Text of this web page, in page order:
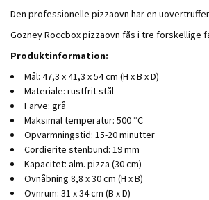
Den professionelle pizzaovn har en
Gozney Roccbox pizzaovn fås i tre forskellige
Produktinformation:
Mål: 47,3 x 41,3 x 54 cm (H x B x D)
Materiale: rustfrit stål
Farve: grå
Maksimal temperatur: 500 °C
Opvarmningstid: 15-20 minutter
Cordierite stenbund: 19 mm
Kapacitet: alm. pizza (30 cm)
Ovnåbning 8,8 x 30 cm (H x B)
Ovnrum: 31 x 34 cm (B x D)